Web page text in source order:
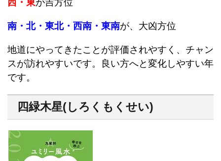
西・東が吉方位
南・北・東北・西南・東南が、大凶方位
地道にやってきたことが評価されやすく、チャン
スが訪れやすいです。良い方へと変化しやすい年
です。
四緑木星(しろくもくせい)